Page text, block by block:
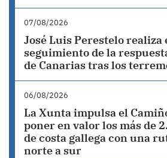
07/08/2026
José Luis Perestelo realiza
seguimiento de la
de Canarias tras los
06/08/2026
La Xunta impulsa el
poner en valor los más de
de costa gallega con una
norte a sur